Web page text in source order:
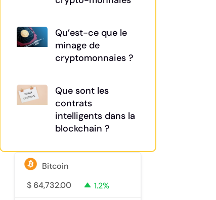
Qu’est-ce que le
minage de
cryptomonnaies ?
Que sont les
contrats
intelligents dans la
blockchain ?
Bitcoin
$ 64,732.00 1.2%